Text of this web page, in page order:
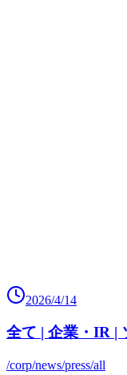
2026/4/14
全て | 企業・IR |
/corp/news/press/all